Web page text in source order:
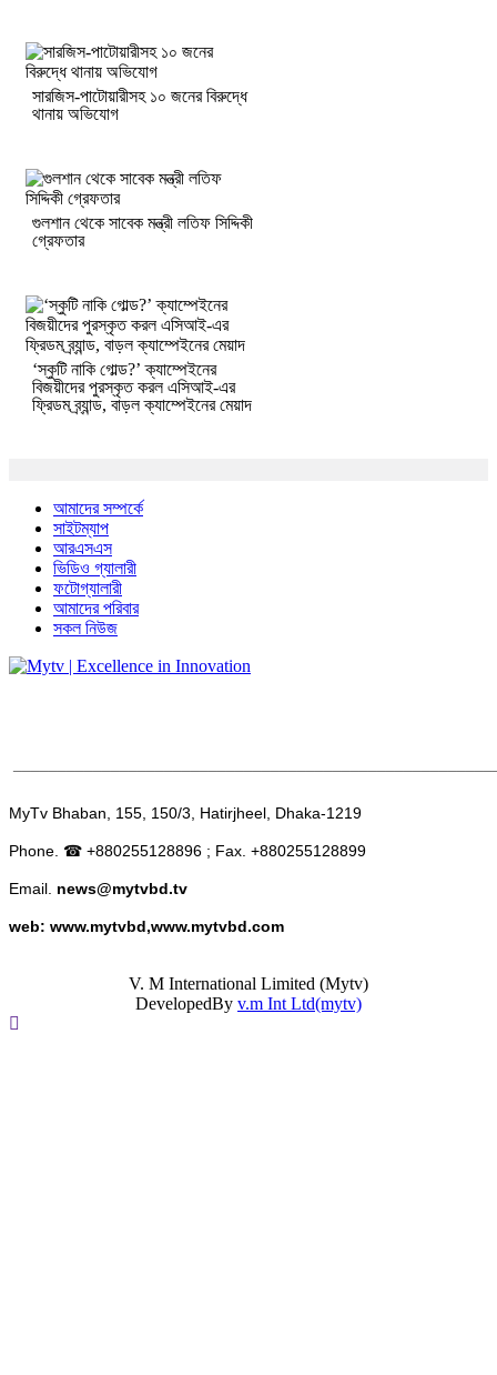
সারজিস-পাটোয়ারীসহ ১০ জনের বিরুদ্ধে
থানায় অভিযোগ
গুলশান থেকে সাবেক মন্ত্রী লতিফ সিদ্দিকী
গ্রেফতার
‘স্কুটি নাকি গোল্ড?’ ক্যাম্পেইনের
বিজয়ীদের পুরস্কৃত করল এসিআই-এর
ফ্রিডম ব্র্যান্ড, বাড়ল ক্যাম্পেইনের মেয়াদ
আমাদের সম্পর্কে
সাইটম্যাপ
আরএসএস
ভিডিও গ্যালারী
ফটোগ্যালারী
আমাদের পরিবার
সকল নিউজ
MyTv Bhaban, 155, 150/3, Hatirjheel, Dhaka-1219
Phone. ☎ +880255128896 ; Fax. +880255128899
Email. news@mytvbd.tv
web: www.mytvbd,www.mytvbd.com
V. M International Limited (Mytv)
DevelopedBy v.m Int Ltd(mytv)